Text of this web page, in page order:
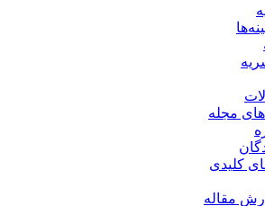
مجله
کلیدی
مقاله